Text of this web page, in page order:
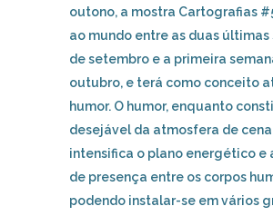
outono, a mostra Cartografias
ao mundo entre as duas últimas
de setembro e a primeira
outubro, e terá como conceito
humor. O humor, enquanto
desejável da atmosfera de
intensifica o plano energético e
de presença entre os corpos
podendo instalar-se em vários